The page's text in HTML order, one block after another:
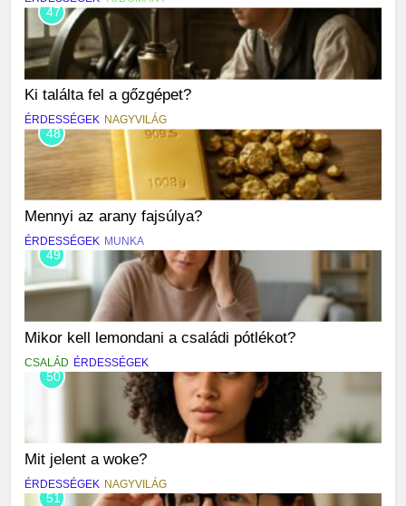
47
Ki találta fel a gőzgépet?
ÉRDESSÉGEK NAGYVILÁG
48
Mennyi az arany fajsúlya?
ÉRDESSÉGEK MUNKA
49
Mikor kell lemondani a családi pótlékot?
CSALÁD ÉRDESSÉGEK
50
Mit jelent a woke?
ÉRDESSÉGEK NAGYVILÁG
51